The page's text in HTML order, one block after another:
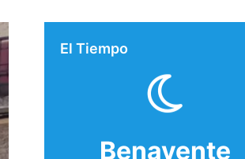
El Tiempo
Benavente